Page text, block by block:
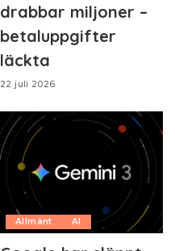
drabbar miljoner –
betaluppgifter
läckta
22 juli 2026
Allmänt AI